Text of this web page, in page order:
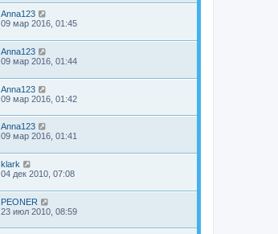
Anna123
09 мар 2016, 01:45
Anna123
09 мар 2016, 01:44
Anna123
09 мар 2016, 01:42
Anna123
09 мар 2016, 01:41
klark
04 дек 2010, 07:08
PEONER
23 июл 2010, 08:59